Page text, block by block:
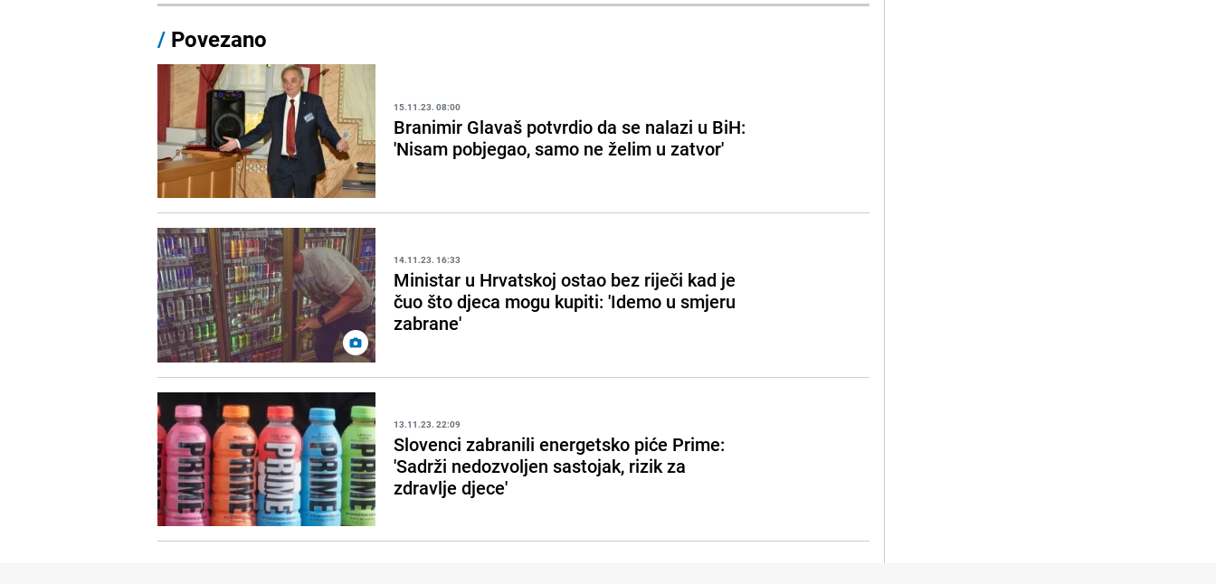
/ Povezano
15.11.23. 08:00
Branimir Glavaš potvrdio da se nalazi u BiH:
'Nisam pobjegao, samo ne želim u zatvor'
14.11.23. 16:33
Ministar u Hrvatskoj ostao bez riječi kad je
čuo što djeca mogu kupiti: 'Idemo u smjeru
zabrane'
13.11.23. 22:09
Slovenci zabranili energetsko piće Prime:
'Sadrži nedozvoljen sastojak, rizik za
zdravlje djece'